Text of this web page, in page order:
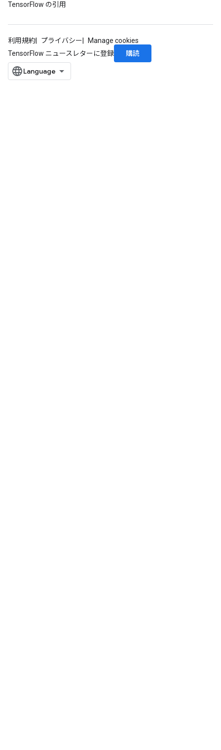
TensorFlow の引用
利用規約 プライバシー
Manage cookies
TensorFlow ニュースレターに登録
購読